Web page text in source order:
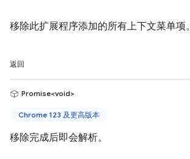
移除此扩展程序添加的所有上下文菜单项。
返回
Promise<void>
Chrome 123 及更高版本
移除完成后即会解析。